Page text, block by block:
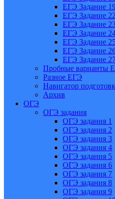
ЕГЭ Задание
ЕГЭ Задание 22
ЕГЭ Задание
ЕГЭ Задание
ЕГЭ Задание
ЕГЭ Задание
ЕГЭ Задание
Пробные варианты
Разное ЕГЭ
Навигатор
Архив
ОГЭ
ОГЭ задания
ОГЭ задания 1
ОГЭ задания 2
ОГЭ задания 3
ОГЭ задания 4
ОГЭ задания 5
ОГЭ задания 6
ОГЭ задания 7
ОГЭ задания 8
ОГЭ задания 9